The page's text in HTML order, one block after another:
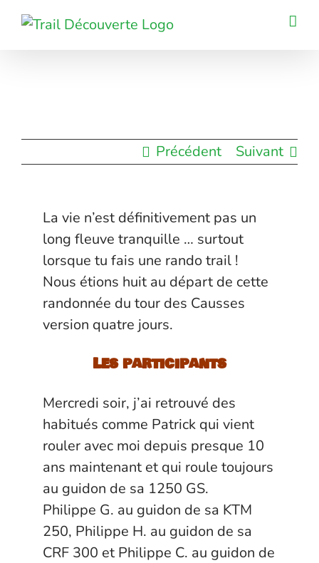
Passer
Précédent Suivant
La vie n’est définitivement pas un
long fleuve tranquille … surtout
lorsque tu fais une rando trail !
Nous étions huit au départ de cette
randonnée du tour des Causses
version quatre jours.
Les participants
Mercredi soir, j’ai retrouvé des
habitués comme Patrick qui vient
rouler avec moi depuis presque 10
ans maintenant et qui roule toujours
au guidon de sa 1250 GS.
Philippe G. au guidon de sa KTM
250, Philippe H. au guidon de sa
CRF 300 et Philippe C. au guidon de